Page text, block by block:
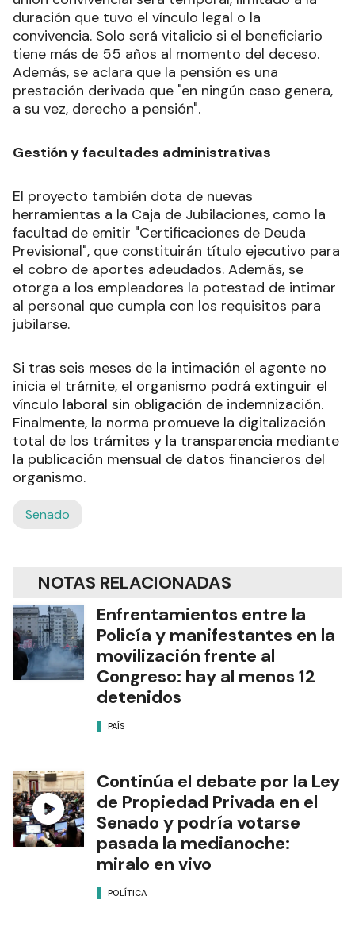
duración que tuvo el vínculo legal o la
convivencia. Solo será vitalicio si el beneficiario
tiene más de 55 años al momento del deceso.
Además, se aclara que la pensión es una
prestación derivada que "en ningún caso genera,
a su vez, derecho a pensión".
Gestión y facultades administrativas
El proyecto también dota de nuevas
herramientas a la Caja de Jubilaciones, como la
facultad de emitir "Certificaciones de Deuda
Previsional", que constituirán título ejecutivo para
el cobro de aportes adeudados. Además, se
otorga a los empleadores la potestad de intimar
al personal que cumpla con los requisitos para
jubilarse.
Si tras seis meses de la intimación el agente no
inicia el trámite, el organismo podrá extinguir el
vínculo laboral sin obligación de indemnización.
Finalmente, la norma promueve la digitalización
total de los trámites y la transparencia mediante
la publicación mensual de datos financieros del
organismo.
Senado
NOTAS RELACIONADAS
Enfrentamientos entre la
Policía y manifestantes en la
movilización frente al
Congreso: hay al menos 12
detenidos
PAÍS
Continúa el debate por la Ley
de Propiedad Privada en el
Senado y podría votarse
pasada la medianoche:
miralo en vivo
POLÍTICA